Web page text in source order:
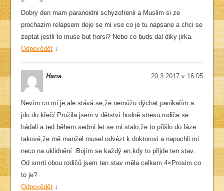
Dobry den mam paranoidni schyzofrenii a Muslim si ze
prochazim relapsem deje se mi vse co je tu napsane a chci se
zeptat jestli to muse but horsi? Nebo co buds dal diky jirka.
Odpovědět ↓
Hana 20.3.2017 v 16:05
Nevím co mi je,ale stává se,že nemůžu dýchat,panikařím a
jdu do křečí.Prožila jsem v dětství hodně stresu,rodiče se
hádali a ted během sedmi let se mi stalo,že to přišlo do fáze
takové,že mě manžel musel odvézt k doktorovi a napuchli mi
neco na uklidnění .Bojím se každý en,kdy to přijde ten stav.
Od smrti obou rodičů jsem ten stav měla celkem 4×Prosim co
to je?
Odpovědět ↓